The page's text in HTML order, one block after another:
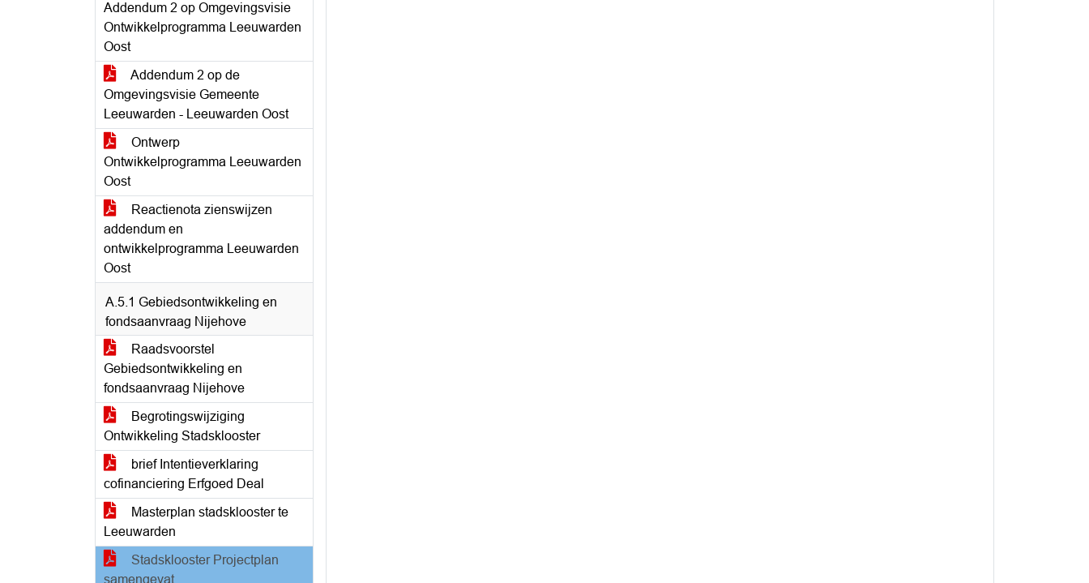
Addendum 2 op Omgevingsvisie
Ontwikkelprogramma Leeuwarden
Oost
Addendum 2 op de
Omgevingsvisie Gemeente
Leeuwarden - Leeuwarden Oost
Ontwerp
Ontwikkelprogramma Leeuwarden
Oost
Reactienota zienswijzen
addendum en
ontwikkelprogramma Leeuwarden
Oost
A.5.1 Gebiedsontwikkeling en
fondsaanvraag Nijehove
Raadsvoorstel
Gebiedsontwikkeling en
fondsaanvraag Nijehove
Begrotingswijziging
Ontwikkeling Stadsklooster
brief Intentieverklaring
cofinanciering Erfgoed Deal
Masterplan stadsklooster te
Leeuwarden
Stadsklooster Projectplan
samengevat